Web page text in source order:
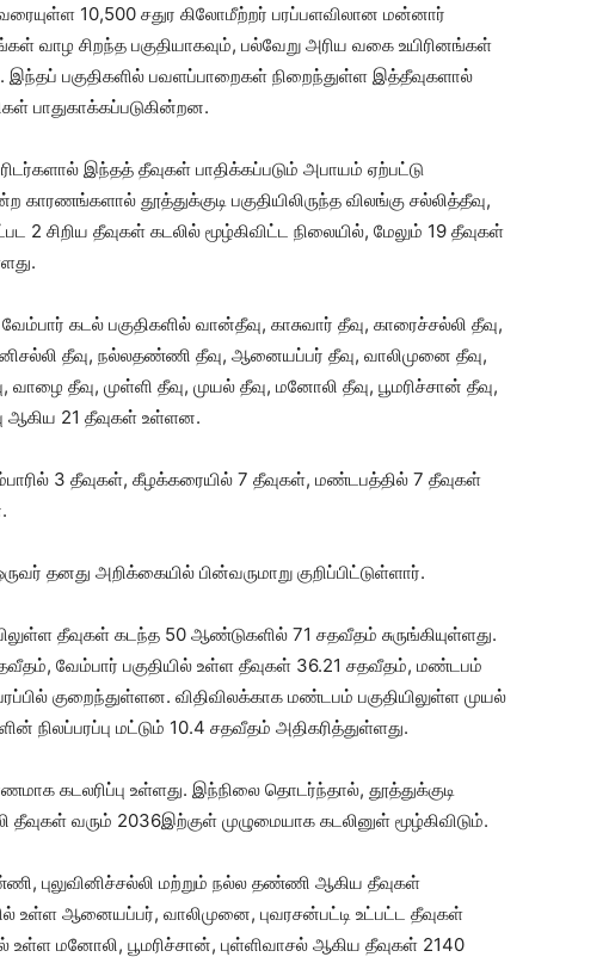
10,500 சதுர கிலோமீற்றர் பரப்பளவிலான மன்னார்
வாழ சிறந்த பகுதியாகவும், பல்வேறு அரிய வகை உயிரினங்கள்
இந்தப் பகுதிகளில் பவளப்பாறைகள் நிறைந்துள்ள இத்தீவுகளால்
பாதுகாக்கப்படுகின்றன.
இந்தத் தீவுகள் பாதிக்கப்படும் அபாயம் ஏற்பட்டு
தூத்துக்குடி பகுதியிலிருந்த விலங்கு சல்லித்தீவு,
2 சிறிய தீவுகள் கடலில் மூழ்கிவிட்ட நிலையில், மேலும் 19 தீவுகள்
கடல் பகுதிகளில் வான்தீவு, காசுவார் தீவு, காரைச்சல்லி தீவு,
தீவு, நல்லதண்ணி தீவு, ஆனையப்பர் தீவு, வாலிமுனை தீவு,
வாழை தீவு, முள்ளி தீவு, முயல் தீவு, மனோலி தீவு, பூமரிச்சான் தீவு,
ஆகிய 21 தீவுகள் உள்ளன.
3 தீவுகள், கீழக்கரையில் 7 தீவுகள், மண்டபத்தில் 7 தீவுகள்
தனது அறிக்கையில் பின்வருமாறு குறிப்பிட்டுள்ளார்.
தீவுகள் கடந்த 50 ஆண்டுகளில் 71 சதவீதம் சுருங்கியுள்ளது.
வேம்பார் பகுதியில் உள்ள தீவுகள் 36.21 சதவீதம், மண்டபம்
குறைந்துள்ளன. விதிவிலக்காக மண்டபம் பகுதியிலுள்ள முயல்
நிலப்பரப்பு மட்டும் 10.4 சதவீதம் அதிகரித்துள்ளது.
கடலரிப்பு உள்ளது. இந்நிலை தொடர்ந்தால், தூத்துக்குடி
தீவுகள் வரும் 2036இற்குள் முழுமையாக கடலினுள் மூழ்கிவிடும்.
புலுவினிச்சல்லி மற்றும் நல்ல தண்ணி ஆகிய தீவுகள்
உள்ள ஆனையப்பர், வாலிமுனை, புவரசன்பட்டி உட்பட்ட தீவுகள்
உள்ள மனோலி, பூமரிச்சான், புள்ளிவாசல் ஆகிய தீவுகள் 2140